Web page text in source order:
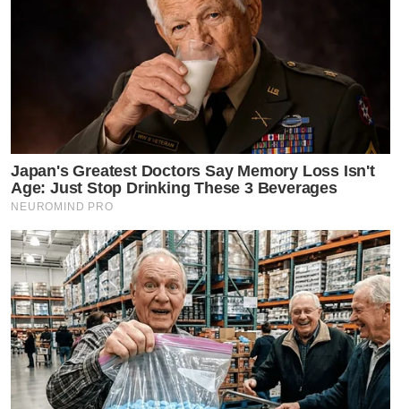
Japan's Greatest Doctors Say Memory Loss Isn't
Age: Just Stop Drinking These 3 Beverages
NEUROMIND PRO